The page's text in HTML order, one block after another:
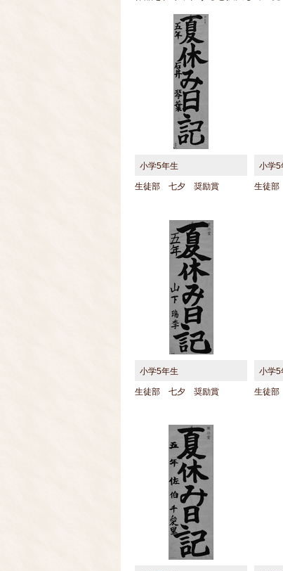
小学5年生
生徒部 七夕 奨励賞
小学5
生徒
小学5年生
生徒部 七夕 奨励賞
小学5
生徒